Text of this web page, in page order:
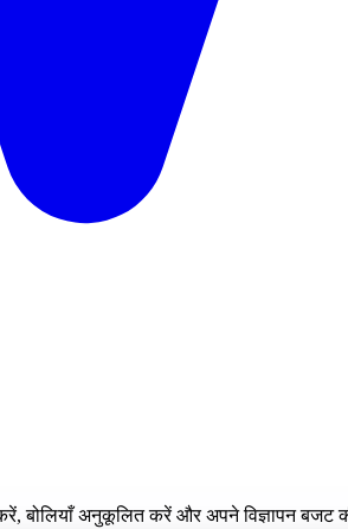
बोलियाँ अनुकूलित करें और अपने विज्ञापन बजट